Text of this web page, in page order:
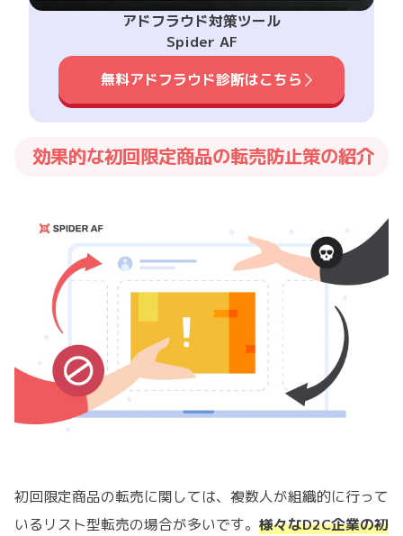
アドフラウド対策ツール
Spider AF
無料アドフラウド診断はこちら
効果的な初回限定商品の転売防止策の紹介
初回限定商品の転売に関しては、複数人が組織的に行って
いるリスト型転売の場合が多いです。 様々なD2C企業の初